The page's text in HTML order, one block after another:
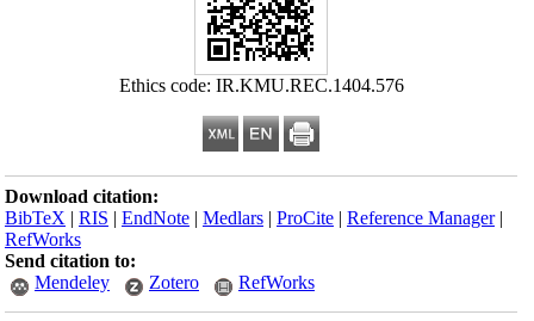
Ethics code: IR.KMU.REC.1404.576
Download citation:
BibTeX |RIS |EndNote |Medlars |ProCite |Reference Manager
RefWorks
Send citation to:
Mendeley
Zotero RefWorks